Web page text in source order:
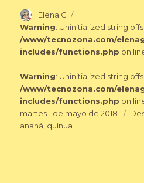
Autor
Elena G
Warning: Uninitialized string
/www/tecnozona.com/
includes/functions.php on
Warning: Uninitialized string
/www/tecnozona.com/
includes/functions.php on
Publicado
el
martes 1 de mayo de 2018
ananá, quínua